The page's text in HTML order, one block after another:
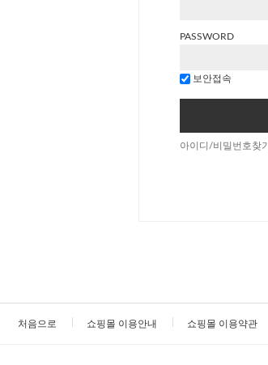
PASSWORD
보안접속
아이디/비밀번호찾기
처음으로 쇼핑몰 이용안내 쇼핑몰 이용약관